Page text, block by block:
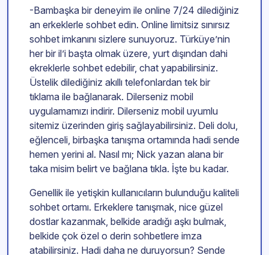
-Bambaşka bir deneyim ile online 7/24 dilediğiniz
an erkeklerle sohbet edin. Online limitsiz sınırsız
sohbet imkanını sizlere sunuyoruz. Türküye’nin
her bir il’i başta olmak üzere, yurt dışından dahi
ekreklerle sohbet edebilir, chat yapabilirsiniz.
Üstelik dilediğiniz akıllı telefonlardan tek bir
tıklama ile bağlanarak. Dilerseniz mobil
uygulamamızı indirir. Dilerseniz mobil uyumlu
sitemiz üzerinden giriş sağlayabilirsiniz. Deli dolu,
eğlenceli, birbaşka tanışma ortamında hadi sende
hemen yerini al. Nasıl mı; Nick yazan alana bir
taka misim belirt ve bağlana tıkla. İşte bu kadar.
Genellik ile yetişkin kullanıcıların bulunduğu kaliteli
sohbet ortamı. Erkeklere tanışmak, nice güzel
dostlar kazanmak, belkide aradığı aşkı bulmak,
belkide çok özel o derin sohbetlere imza
atabilirsiniz. Hadi daha ne duruyorsun? Sende